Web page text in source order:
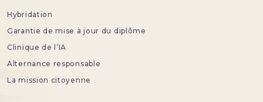
Hybridation
Garantie de mise à jour du diplôme
Clinique de l’IA
Alternance responsable
La mission citoyenne